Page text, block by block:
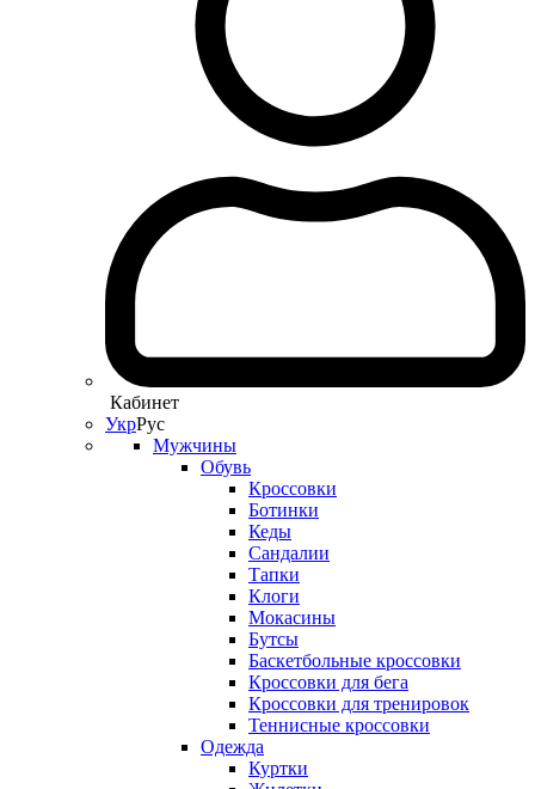
Кабинет
УкрРус
Мужчины
Обувь
Кроссовки
Ботинки
Кеды
Сандалии
Тапки
Клоги
Мокасины
Бутсы
Баскетбольные кроссовки
Кроссовки для бега
Кроссовки для тренировок
Теннисные кроссовки
Одежда
Куртки